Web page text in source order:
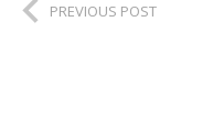
PREVIOUS POST